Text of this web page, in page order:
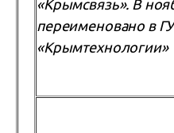
«Крымсвязь». В
переименовано в
«Крымтехнологии»